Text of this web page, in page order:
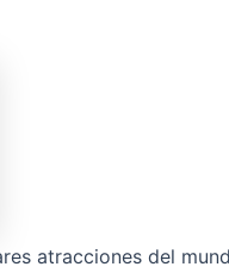
atracciones del